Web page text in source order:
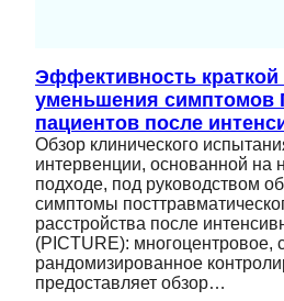
Эффективность
уменьшения симптомов
пациентов после
Обзор клинического
интервенции, основанной на
подходе, под руководством
симптомы
расстройства после
(PICTURE): многоцентровое,
рандомизированное
предоставляет обзор…